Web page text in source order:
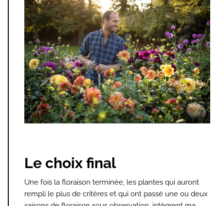
Le choix final
Une fois la floraison terminée, les plantes qui auront
rempli le plus de critères et qui ont passé une ou deux